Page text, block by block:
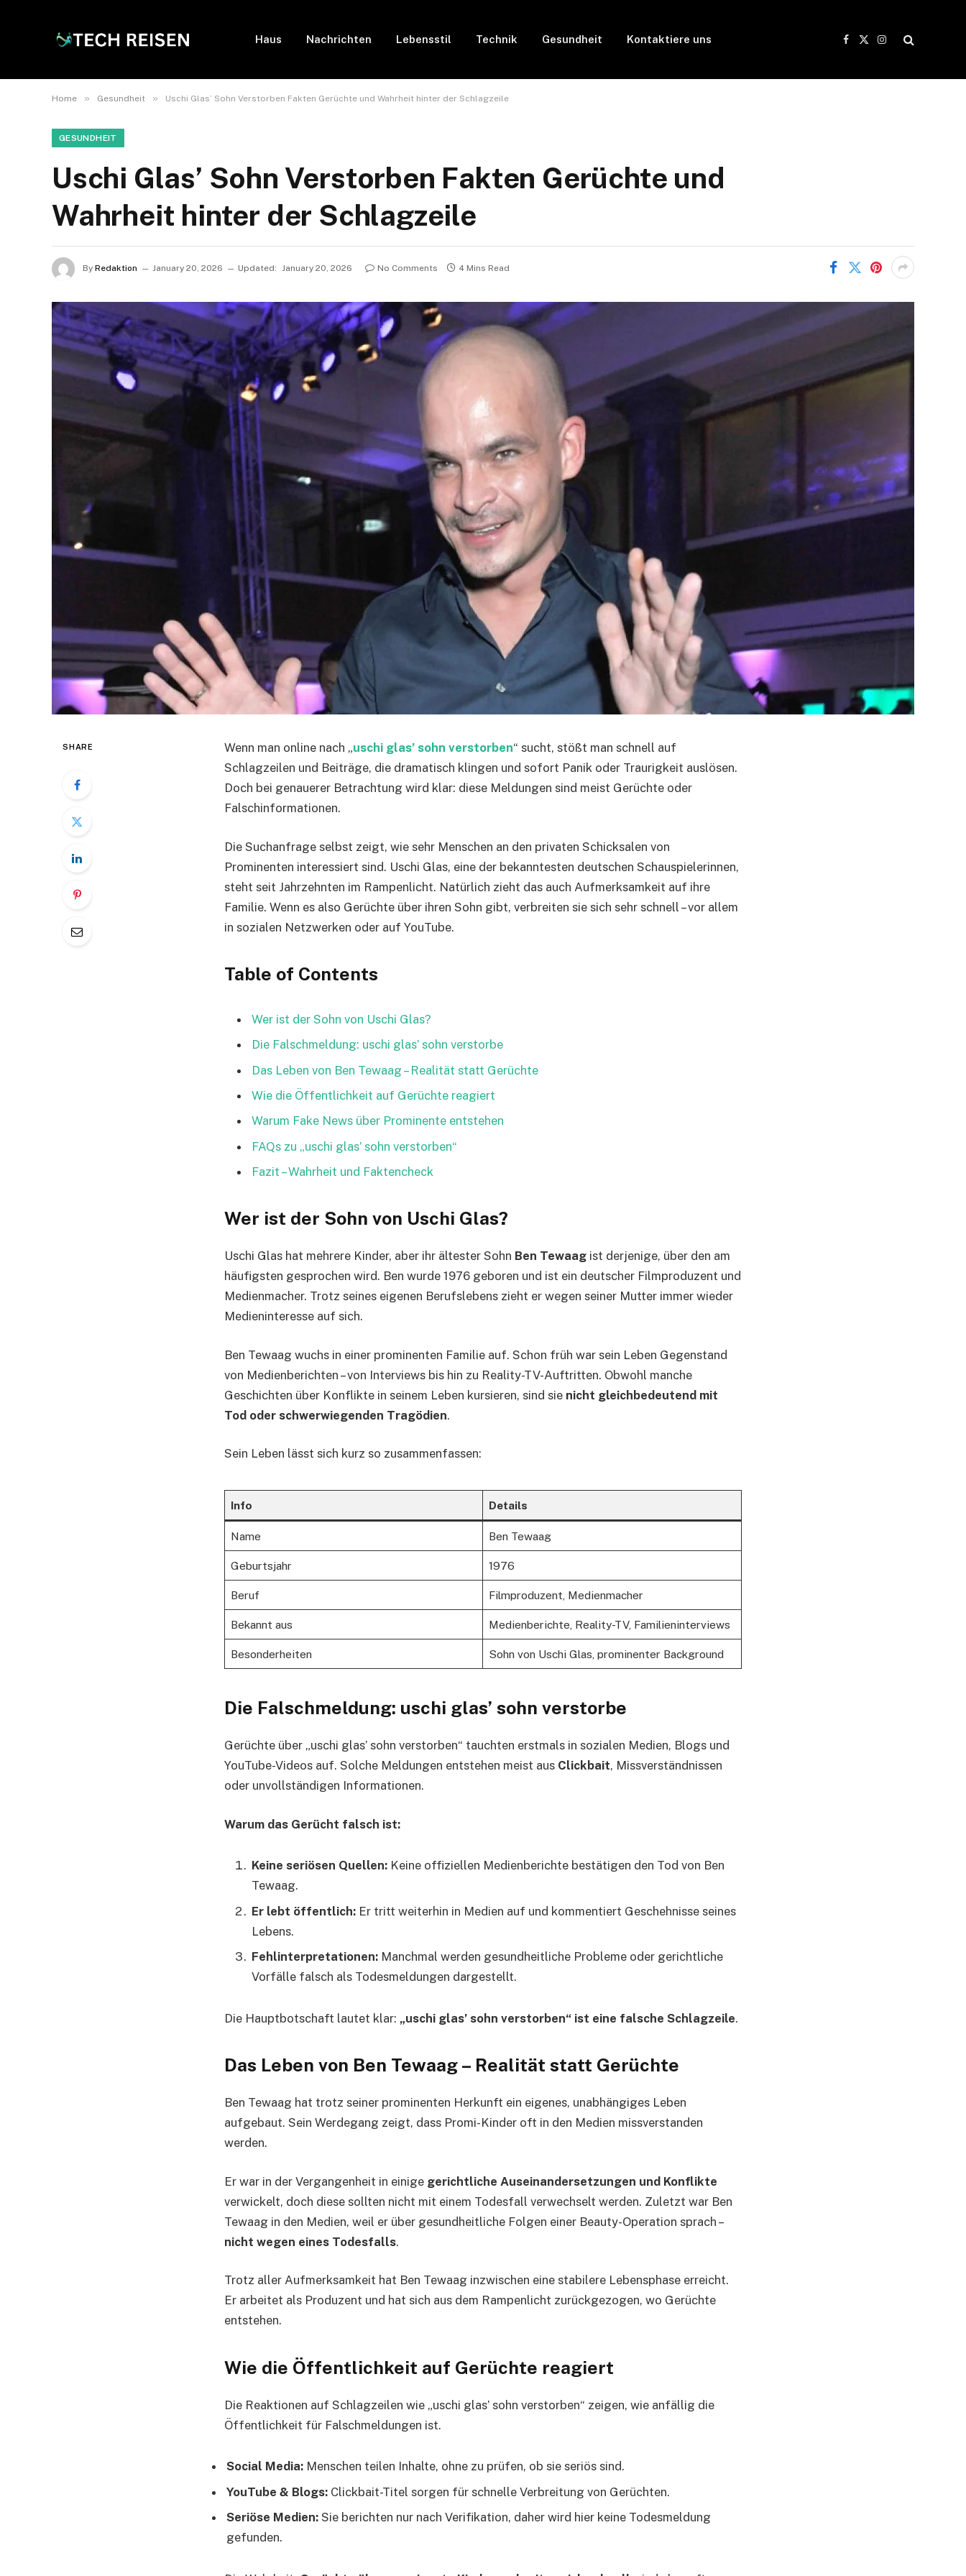
Haus Nachrichten Lebensstil Technik Gesundheit Kontaktiere uns
Facebook
X
Instagram
Home » Gesundheit » Uschi Glas’ Sohn Verstorben Fakten Gerüchte und Wahrheit hinter der Schlagzeile
GESUNDHEIT
Uschi Glas’ Sohn Verstorben Fakten Gerüchte und
Wahrheit hinter der Schlagzeile
By Redaktion January 20, 2026 Updated: January 20, 2026 No Comments 4 Mins Read
SHARE Wenn man online nach „uschi glas’ sohn verstorben“ sucht, stößt man schnell auf
Schlagzeilen und Beiträge, die dramatisch klingen und sofort Panik oder Traurigkeit auslösen.
Doch bei genauerer Betrachtung wird klar: diese Meldungen sind meist Gerüchte oder
Falschinformationen.
Die Suchanfrage selbst zeigt, wie sehr Menschen an den privaten Schicksalen von
Prominenten interessiert sind. Uschi Glas, eine der bekanntesten deutschen Schauspielerinnen,
steht seit Jahrzehnten im Rampenlicht. Natürlich zieht das auch Aufmerksamkeit auf ihre
Familie. Wenn es also Gerüchte über ihren Sohn gibt, verbreiten sie sich sehr schnell – vor allem
in sozialen Netzwerken oder auf YouTube.
Table of Contents
Wer ist der Sohn von Uschi Glas?
Die Falschmeldung: uschi glas’ sohn verstorbe
Das Leben von Ben Tewaag – Realität statt Gerüchte
Wie die Öffentlichkeit auf Gerüchte reagiert
Warum Fake News über Prominente entstehen
FAQs zu „uschi glas’ sohn verstorben“
Fazit – Wahrheit und Faktencheck
Wer ist der Sohn von Uschi Glas?
Uschi Glas hat mehrere Kinder, aber ihr ältester Sohn Ben Tewaag ist derjenige, über den am
häufigsten gesprochen wird. Ben wurde 1976 geboren und ist ein deutscher Filmproduzent und
Medienmacher. Trotz seines eigenen Berufslebens zieht er wegen seiner Mutter immer wieder
Medieninteresse auf sich.
Ben Tewaag wuchs in einer prominenten Familie auf. Schon früh war sein Leben Gegenstand
von Medienberichten – von Interviews bis hin zu Reality-TV-Auftritten. Obwohl manche
Geschichten über Konflikte in seinem Leben kursieren, sind sie nicht gleichbedeutend mit
Tod oder schwerwiegenden Tragödien.
Sein Leben lässt sich kurz so zusammenfassen:
Info Details
Name Ben Tewaag
Geburtsjahr 1976
Beruf Filmproduzent, Medienmacher
Bekannt aus Medienberichte, Reality-TV, Familieninterviews
Besonderheiten Sohn von Uschi Glas, prominenter Background
Die Falschmeldung: uschi glas’ sohn verstorbe
Gerüchte über „uschi glas’ sohn verstorben“ tauchten erstmals in sozialen Medien, Blogs und
YouTube-Videos auf. Solche Meldungen entstehen meist aus Clickbait, Missverständnissen
oder unvollständigen Informationen.
Warum das Gerücht falsch ist:
Keine seriösen Quellen: Keine offiziellen Medienberichte bestätigen den Tod von Ben
Tewaag.
Er lebt öffentlich: Er tritt weiterhin in Medien auf und kommentiert Geschehnisse seines
Lebens.
Fehlinterpretationen: Manchmal werden gesundheitliche Probleme oder gerichtliche
Vorfälle falsch als Todesmeldungen dargestellt.
Die Hauptbotschaft lautet klar: „uschi glas’ sohn verstorben“ ist eine falsche Schlagzeile.
Das Leben von Ben Tewaag – Realität statt Gerüchte
Ben Tewaag hat trotz seiner prominenten Herkunft ein eigenes, unabhängiges Leben
aufgebaut. Sein Werdegang zeigt, dass Promi-Kinder oft in den Medien missverstanden
werden.
Er war in der Vergangenheit in einige gerichtliche Auseinandersetzungen und Konflikte
verwickelt, doch diese sollten nicht mit einem Todesfall verwechselt werden. Zuletzt war Ben
Tewaag in den Medien, weil er über gesundheitliche Folgen einer Beauty-Operation sprach –
nicht wegen eines Todesfalls.
Trotz aller Aufmerksamkeit hat Ben Tewaag inzwischen eine stabilere Lebensphase erreicht.
Er arbeitet als Produzent und hat sich aus dem Rampenlicht zurückgezogen, wo Gerüchte
entstehen.
Wie die Öffentlichkeit auf Gerüchte reagiert
Die Reaktionen auf Schlagzeilen wie „uschi glas’ sohn verstorben“ zeigen, wie anfällig die
Öffentlichkeit für Falschmeldungen ist.
Social Media: Menschen teilen Inhalte, ohne zu prüfen, ob sie seriös sind.
YouTube & Blogs: Clickbait-Titel sorgen für schnelle Verbreitung von Gerüchten.
Seriöse Medien: Sie berichten nur nach Verifikation, daher wird hier keine Todesmeldung
gefunden.